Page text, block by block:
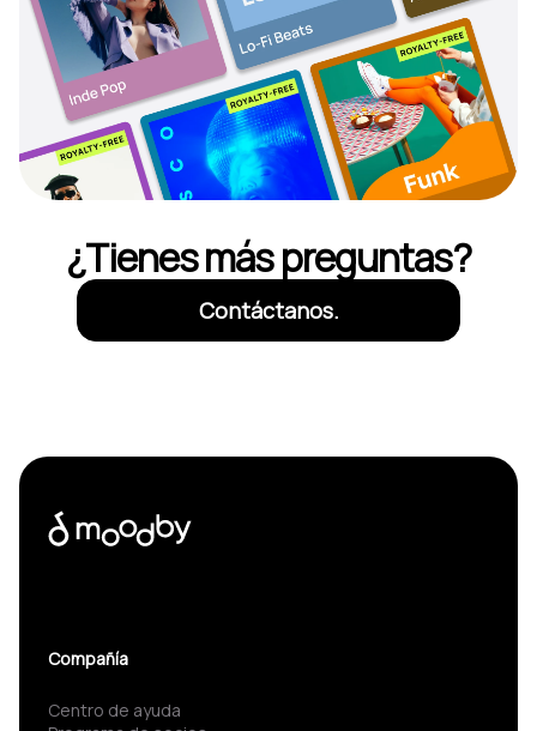
¿Tienes más preguntas?
Contáctanos.
Compañía
Centro de ayuda